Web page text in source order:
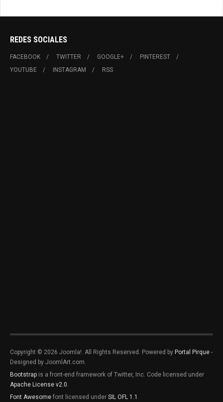
REDES SOCIALES
FACEBOOK TWITTER GOOGLE+
PINTEREST
YOUTUBE
INSTAGRAM RSS
Copyright © 2026 Joomla!. All Rights Reserved. Powered by Portal Pirque -
Designed by JoomlArt.com.
Bootstrap is a front-end framework of Twitter, Inc. Code licensed under
Apache License v2.0
Font Awesome font licensed under SIL OFL 1.1